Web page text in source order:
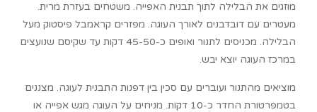
מוזגים את הבלילה לתוך תבנית האפייה. משטחים בעזרת מרית.
מעטרים עם דובדבנים לאורך העוגה. מפזרים קראמבל פיסטוק מעל
הבלילה. מכניסים לתנור ואופים כ-45-50 דקות עד שקיסם שנועצים
במרכז העוגה יוצא יבש.
מוציאים מהתנור ועוברים עם סכין בין דפנות התבנית לעוגה. מצננים
בטמפרטורת החדר כ-10 דקות. מניחים על העוגה מגש אפייה או